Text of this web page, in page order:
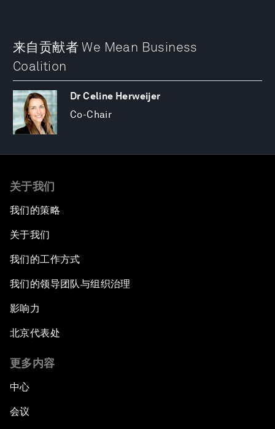
来自贡献者 We Mean Business
Coalition
Dr Celine Herweijer
Co-Chair
关于我们
我们的策略
关于我们
我们的工作方式
我们的领导团队与组织治理
影响力
北京代表处
更多内容
中心
会议